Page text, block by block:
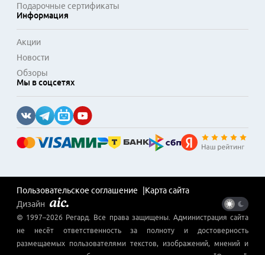
Подарочные сертификаты
Информация
Акции
Новости
Обзоры
Мы в соцсетях
Пользовательское соглашение
Карта сайта
Дизайн
© 1997–2026 Регард . Все права защищены. Администрация сайта
не несёт ответственность за полноту и достоверность
размещаемых пользователями текстов, изображений, мнений и